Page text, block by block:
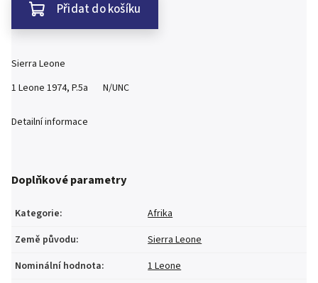
Přidat do košíku
Sierra Leone
1 Leone 1974, P.5a N/UNC
Detailní informace
Doplňkové parametry
Kategorie:
Afrika
Země původu:
Sierra Leone
Nominální hodnota:
1 Leone